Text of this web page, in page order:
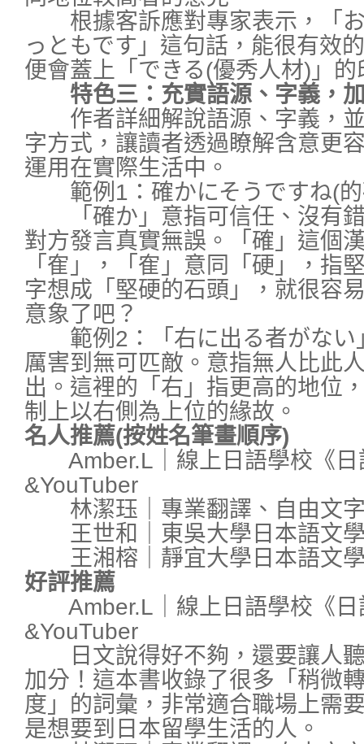
根據客訴應對專家表示，「お
っともです」這句話，能很有效
便會蓋上「できる(優秀人材)」的
特色三：充實語源、字義，
作者詳細解說語源、字義，並
字方式，讓讀者透過瞭解含意更
運用在實際生活中。
範例1：確かにそうですね(的
「確か」意指可信任、沒有錯
對方發言真實無誤。「確」這個
「隺」，「隺」意同「硬」，指
字想成「堅硬的石頭」，就很容
意象了吧？
範例2：「右に出る者がない
厲害到無可匹敵。意指無人比此
出。這裡的「右」指更高的地位
制上以右側為上位的緣故。
名人推薦(按姓名筆畫順序)
Amber.L｜線上日語學校《日
&YouTuber
林潔珏｜專業翻譯、自由文
王世和｜東吳大學日本語文
王湘榕｜靜宜大學日本語文學
好評推薦
Amber.L｜線上日語學校《日
&YouTuber
日文說得好不夠，還要讓人聽
加分！這本書收錄了很多「稍微
度」的詞彙，非常適合職場上需
是想要到日本留學生活的人。